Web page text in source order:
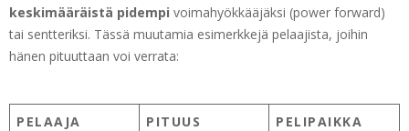
keskimääräistä pidempi voimahyökkääjäksi (power forward)
tai sentteriksi. Tässä muutamia esimerkkejä pelaajista, joihin
hänen pituuttaan voi verrata:
PELAAJA PITUUS PELIPAIKKA